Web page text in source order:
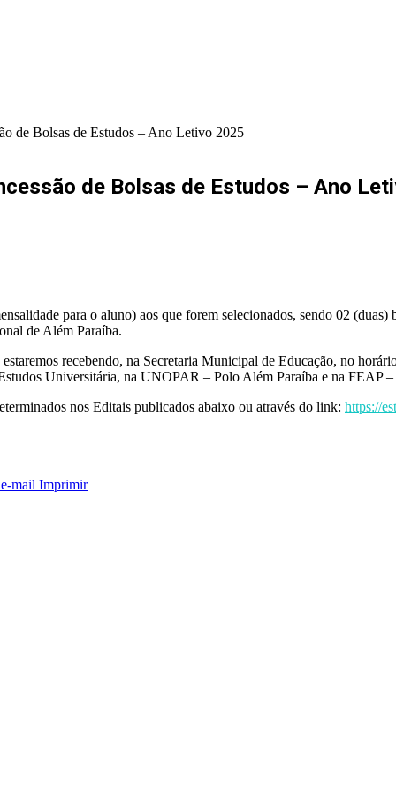
de Bolsas de Estudos – Ano Letivo 2025
de Bolsas de Estudos – Ano
para o aluno) aos que forem selecionados, sendo 02
de Além Paraíba.
recebendo, na Secretaria Municipal de Educação, no
Universitária, na UNOPAR – Polo Além Paraíba e na FEAP
nos Editais publicados abaixo ou através do link: https://
mail Imprimir